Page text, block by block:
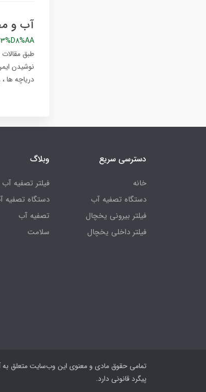
آب و
طبق
نوشیدن
دریاچه ها
دسترسی سریع
خانه
دستگاه تصفیه آب
فیلتر بیرونی یخچال
فیلتر داخلی یخچال
وبلاگ
فیلتر تصفیه
دستگاه تصفیه
تصفیه آب
سلامت
تمامی حقوق مادی و معنوی این وب‌سایت متعلق به
پیگرد قانونی دارد.